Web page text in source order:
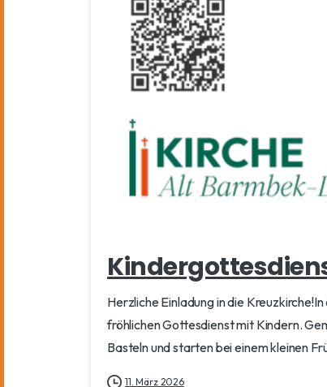
Herzliche Einladung in die
fröhlichen Gottesdienst mit Kindern.
Basteln und starten bei einem kleinen
11. März 2026